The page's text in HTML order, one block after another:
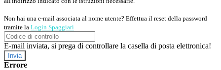
Non hai una e-mail associata al nome utente? Effettua il reset della password
tramite la Login Spaggiari
E-mail inviata, si prega di controllare la casella di posta elettronica!
Errore